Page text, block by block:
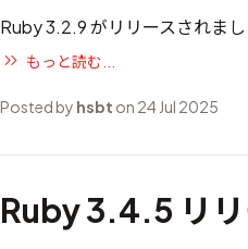
Ruby 3.2.9 がリリースされまし
もっと読む...
Posted by hsbt on 24 Jul 2025
Ruby 3.4.5 リ